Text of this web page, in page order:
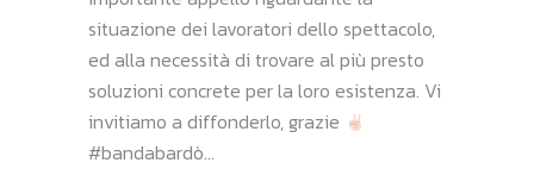
situazione dei lavoratori dello spettacolo,
ed alla necessità di trovare al più presto
soluzioni concrete per la loro esistenza. Vi
invitiamo a diffonderlo, grazie
#bandabardò...